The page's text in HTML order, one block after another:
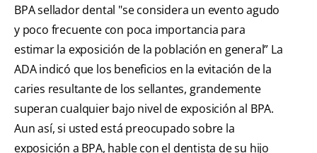
BPA sellador dental "se considera un evento agudo
y poco frecuente con poca importancia para
estimar la exposición de la población en general” La
ADA indicó que los beneficios en la evitación de la
caries resultante de los sellantes, grandemente
superan cualquier bajo nivel de exposición al BPA.
Aun así, si usted está preocupado sobre la
exposición a BPA, hable con el dentista de su hijo